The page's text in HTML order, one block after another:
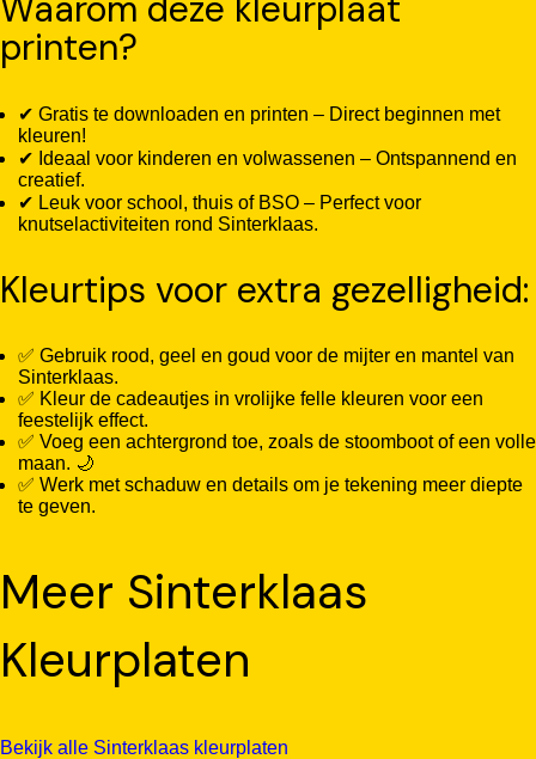
Waarom deze kleurplaat
printen?
✔ Gratis te downloaden en printen – Direct beginnen met
kleuren!
✔ Ideaal voor kinderen en volwassenen – Ontspannend en
creatief.
✔ Leuk voor school, thuis of BSO – Perfect voor
knutselactiviteiten rond Sinterklaas.
Kleurtips voor extra gezelligheid:
✅ Gebruik rood, geel en goud voor de mijter en mantel van
Sinterklaas.
✅ Kleur de cadeautjes in vrolijke felle kleuren voor een
feestelijk effect.
✅ Voeg een achtergrond toe, zoals de stoomboot of een volle
maan. 🌙
✅ Werk met schaduw en details om je tekening meer diepte
te geven.
Meer Sinterklaas
Kleurplaten
Bekijk alle Sinterklaas kleurplaten